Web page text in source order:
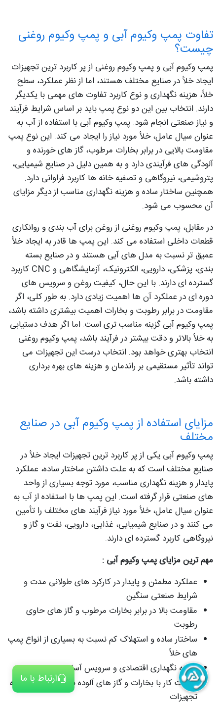
ارتباط با ما
تفاوت پمپ وکیوم آبی و پمپ وکیوم روغنی
چیست؟
پمپ وکیوم آبی و پمپ وکیوم روغنی از پر کاربرد ترین تجهیزات
ایجاد خلأ در صنایع مختلف هستند، اما از نظر عملکرد، سطح
خلأ، هزینه نگهداری و نوع کاربرد تفاوت‌ های مهمی با یکدیگر
دارند. انتخاب بین این دو نوع پمپ باید بر اساس شرایط فرآیند
و نیاز صنعتی انجام شود. پمپ وکیوم آبی با استفاده از آب به
عنوان سیال عامل، خلأ مورد نیاز را ایجاد می‌ کند. این نوع پمپ
مقاومت بالایی در برابر بخارات مرطوب، گاز های خورنده و
آلودگی‌ های فرآیندی دارد و به همین دلیل در صنایع شیمیایی،
پتروشیمی، نیروگاهی و تصفیه‌ خانه‌ ها کاربرد فراوانی دارد.
همچنین ساختار ساده و هزینه نگهداری مناسب از دیگر مزایای
آن محسوب می‌ شود.
در مقابل، پمپ وکیوم روغنی از روغن برای آب‌ بندی و روانکاری
قطعات داخلی استفاده می‌ کند. این پمپ‌ ها قادر به ایجاد خلأ
عمیق‌ تر نسبت به مدل‌ های آبی هستند و در صنایع بسته‌
بندی، پزشکی، دارویی، الکترونیک، آزمایشگاهی و CNC کاربرد
گسترده‌ ای دارند. با این حال، کیفیت روغن و سرویس‌ های
دوره‌ ای در عملکرد آن‌ ها اهمیت زیادی دارد. به طور کلی، اگر
مقاومت در برابر رطوبت و بخارات اهمیت بیشتری داشته باشد،
پمپ وکیوم آبی گزینه مناسب‌ تری است. اما اگر هدف دستیابی
به خلأ بالاتر و دقت بیشتر در فرآیند باشد، پمپ وکیوم روغنی
انتخاب بهتری خواهد بود. انتخاب درست این تجهیزات می‌
تواند تأثیر مستقیمی بر راندمان و هزینه‌ های بهره‌ برداری
داشته باشد.
مزایای استفاده از پمپ وکیوم آبی در صنایع
مختلف
پمپ وکیوم آبی یکی از پر کاربرد ترین تجهیزات ایجاد خلأ در
صنایع مختلف است که به علت داشتن ساختار ساده، عملکرد
پایدار و هزینه نگهداری مناسب، مورد توجه بسیاری از واحد
های صنعتی قرار گرفته است. این پمپ‌ ها با استفاده از آب به
عنوان سیال عامل، خلأ مورد نیاز فرآیند های مختلف را تأمین
می‌ کنند و در صنایع شیمیایی، غذایی، دارویی، نفت و گاز و
نیروگاهی کاربرد گسترده‌ ای دارند.
مهم‌ ترین مزایای پمپ وکیوم آبی :
عملکرد مطمئن و پایدار در کارکرد های طولانی‌ مدت و
شرایط صنعتی سنگین
مقاومت بالا در برابر بخارات مرطوب و گاز های حاوی
رطوبت
ساختار ساده و استهلاک کم نسبت به بسیاری از انواع پمپ‌
های خلأ
هزینه نگهداری اقتصادی و سرویس آسان
قابلیت کار با بخارات و گاز های آلوده بدون آسیب جدی به
تجهیزات